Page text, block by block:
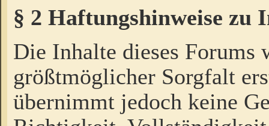
§ 2 Haftungshinweise zu
Die Inhalte dieses Forums
größtmöglicher Sorgfalt
übernimmt jedoch keine